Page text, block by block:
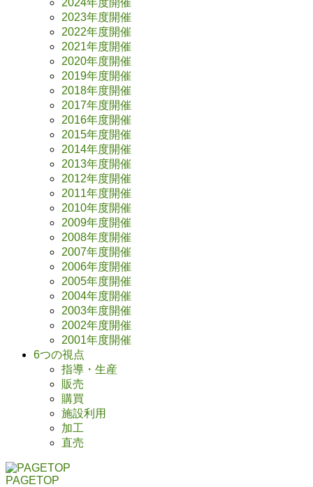
2023年度開催
2022年度開催
2021年度開催
2020年度開催
2019年度開催
2018年度開催
2017年度開催
2016年度開催
2015年度開催
2014年度開催
2013年度開催
2012年度開催
2011年度開催
2010年度開催
2009年度開催
2008年度開催
2007年度開催
2006年度開催
2005年度開催
2004年度開催
2003年度開催
2002年度開催
2001年度開催
6つの視点
指導・生産
販売
購買
施設利用
加工
直売
PAGETOP